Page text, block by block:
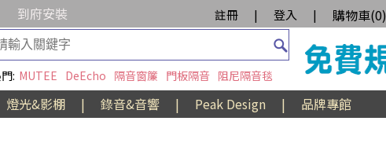
到府安裝 註冊 | 登入 | 購物車(0)
: MUTEE DeEcho 隔音窗簾 門板隔音 阻尼隔音毯
燈光&影棚 | 錄音&音響 | Peak Design | 品牌專館